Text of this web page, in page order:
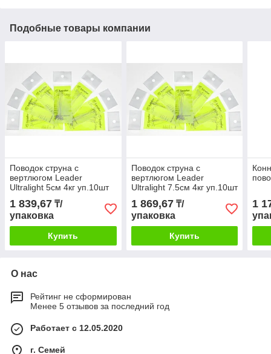
Подобные товары компании
Поводок струна с
вертлюгом Leader
Ultralight 5см 4кг уп.10шт
1 839,67 ₸/
упаковка
Купить
Поводок струна с
вертлюгом Leader
Ultralight 7.5см 4кг уп.10шт
1 869,67₸/
упаковка
Купить
1
О нас
Рейтинг не сформирован
Менее 5 отзывов за последний год
Работает с 12.05.2020
г. Семей